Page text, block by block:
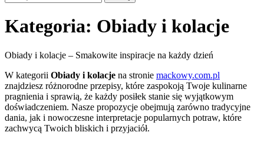
Kategoria: Obiady i kolacje
Obiady i kolacje – Smakowite inspiracje na każdy dzień
W kategorii Obiady i kolacje na stronie mackowy.com.pl
znajdziesz różnorodne przepisy, które zaspokoją Twoje kulinarne
pragnienia i sprawią, że każdy posiłek stanie się wyjątkowym
doświadczeniem. Nasze propozycje obejmują zarówno tradycyjne
dania, jak i nowoczesne interpretacje popularnych potraw, które
zachwycą Twoich bliskich i przyjaciół.